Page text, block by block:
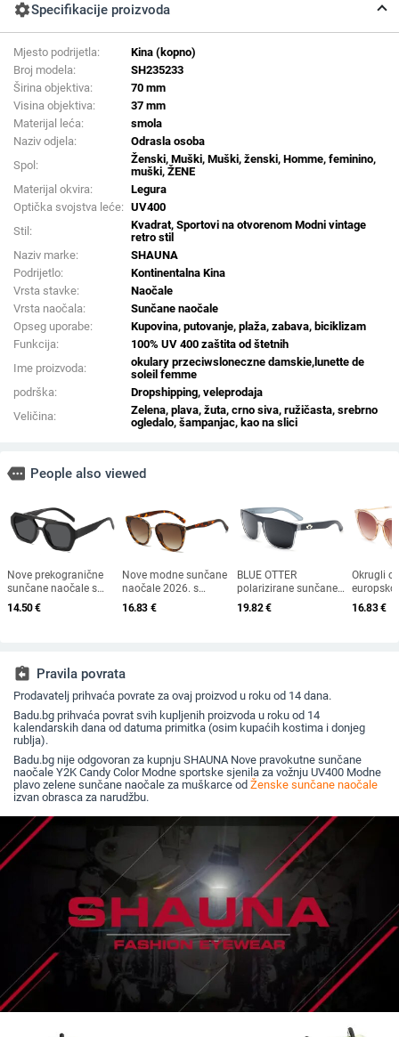
settingsSpecifikacije proizvoda
Mjesto podrijetla:
Kina (kopno)
Broj modela:
SH235233
Širina objektiva:
70 mm
Visina objektiva:
37 mm
Materijal leća:
smola
Naziv odjela:
Odrasla osoba
Spol:
Ženski, Muški, Muški, ženski, Homme, feminino,
muški, ŽENE
Materijal okvira:
Legura
Optička svojstva leće: UV400
Stil:
Kvadrat, Sportovi na otvorenom Modni vintage
retro stil
Naziv marke:
SHAUNA
Podrijetlo:
Kontinentalna Kina
Vrsta stavke:
Naočale
Vrsta naočala:
Sunčane naočale
Opseg uporabe:
Kupovina, putovanje, plaža, zabava, biciklizam
Funkcija:
100% UV 400 zaštita od štetnih
Ime proizvoda:
okulary przeciwsloneczne damskie,lunette de
soleil femme
podrška:
Dropshipping, veleprodaja
Veličina:
Zelena, plava, žuta, crno siva, ružičasta, srebrno
ogledalo, šampanjac, kao na slici
more People also viewed
Nove prekogranične
sunčane naočale s
dvostrukim mostom
nepravilnog oblika,
jedinstvene sunčane
naočale
14.50€
Nove modne sunčane
naočale 2026. s
okvirom u obliku
mačke i zlatnim
16.83 €
BLUE OTTER
polarizirane sunčane
naočale, sunčane
naočale za sportove
zaštita
19.82€
Okrugli
okvir,
16.83€
assignment_return Pravila povrata
Prodavatelj prihvaća povrate za ovaj proizvod u roku od 14 dana.
Badu.bg prihvaća povrat svih kupljenih proizvoda u roku od 14
kalendarskih dana od datuma primitka (osim kupaćih kostima i donjeg
rublja).
Badu.bg nije odgovoran za kupnju SHAUNA Nove pravokutne sunčane
naočale Y2K Candy Color Modne sportske sjenila za vožnju UV400 Modne
plavo zelene sunčane naočale za muškarce od Ženske sunčane naočale
izvan obrasca za narudžbu.